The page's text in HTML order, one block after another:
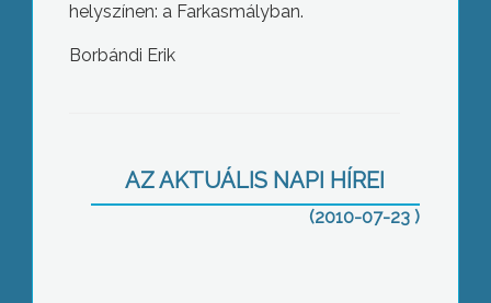
helyszínen: a Farkasmályban.
Borbándi Erik
AZ AKTUÁLIS NAPI HÍREI
(2010-07-23 )